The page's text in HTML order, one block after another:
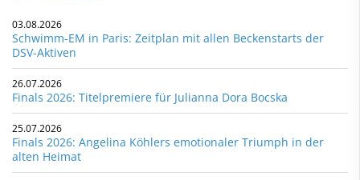
03.08.2026
Schwimm-EM in Paris: Zeitplan mit allen Beckenstarts der
DSV-Aktiven
26.07.2026
Finals 2026: Titelpremiere für Julianna Dora Bocska
25.07.2026
Finals 2026: Angelina Köhlers emotionaler Triumph in der
alten Heimat